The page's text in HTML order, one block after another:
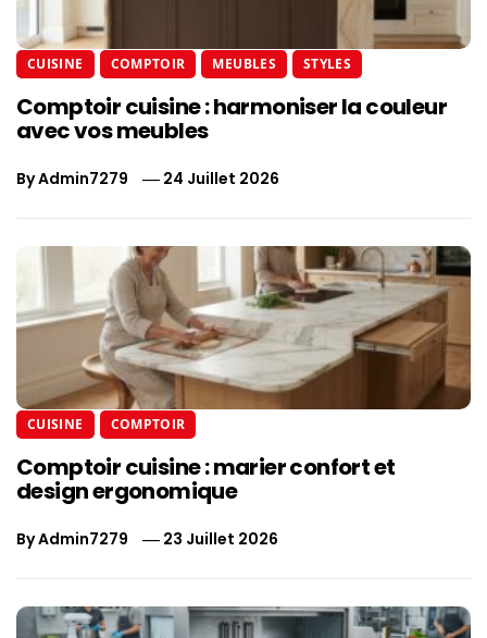
CUISINE COMPTOIR MEUBLES STYLES
Comptoir cuisine : harmoniser la couleur
avec vos meubles
ByAdmin7279 24 Juillet 2026
CUISINE COMPTOIR
Comptoir cuisine : marier confort et
design ergonomique
ByAdmin7279 23 Juillet 2026